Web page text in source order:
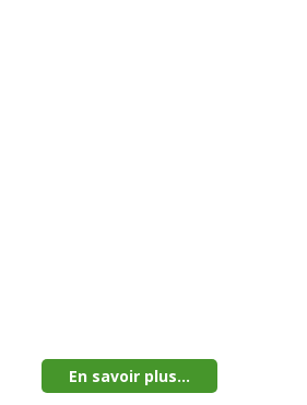
En savoir plus...